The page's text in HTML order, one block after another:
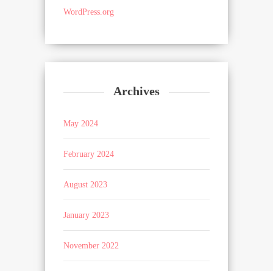
WordPress.org
Archives
May 2024
February 2024
August 2023
January 2023
November 2022